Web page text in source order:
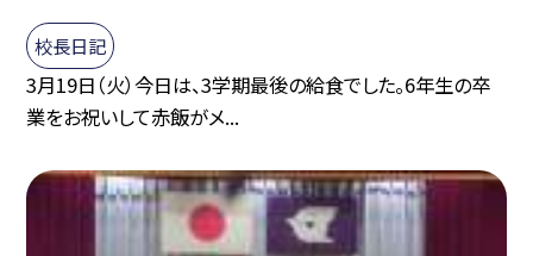
校長日記
3月19日（火）今日は、3学期最後の給食でした。6年生の卒
業をお祝いして赤飯がメ...